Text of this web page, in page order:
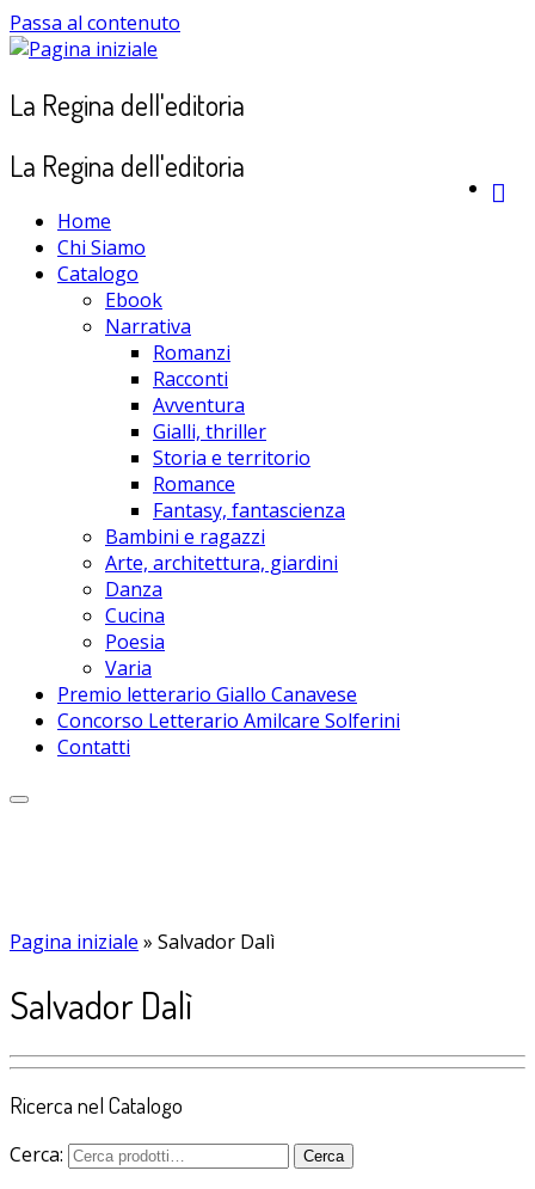
Passa al contenuto
La Regina dell'editoria
La Regina dell'editoria
Home
Chi Siamo
Catalogo
Ebook
Narrativa
Romanzi
Racconti
Avventura
Gialli, thriller
Storia e territorio
Romance
Fantasy, fantascienza
Bambini e ragazzi
Arte, architettura, giardini
Danza
Cucina
Poesia
Varia
Premio letterario Giallo Canavese
Concorso Letterario Amilcare Solferini
Contatti
Pagina iniziale » Salvador Dalì
Salvador Dalì
Ricerca nel Catalogo
Cerca: Cerca